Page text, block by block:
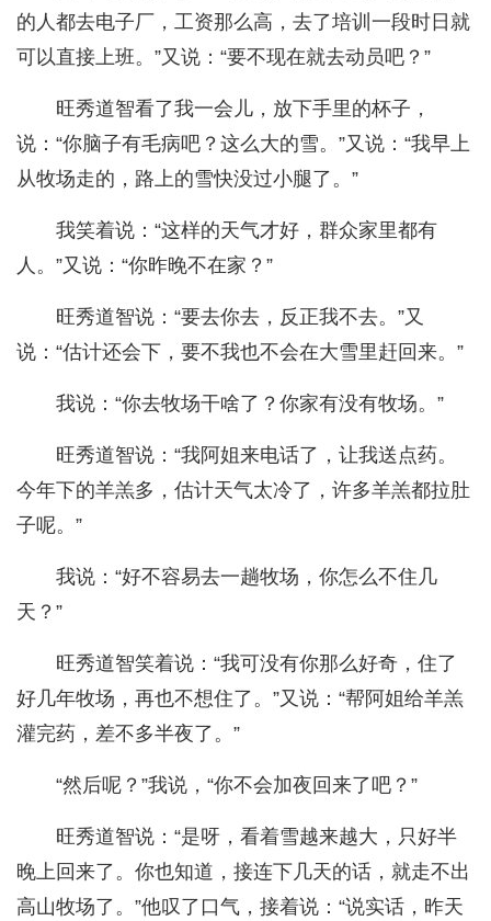
的人都去电子厂，工资那么高，去了培训一段时日就
可以直接上班。”又说：“要不现在就去动员吧？”
旺秀道智看了我一会儿，放下手里的杯子，
说：“你脑子有毛病吧？这么大的雪。”又说：“我早上
从牧场走的，路上的雪快没过小腿了。”
我笑着说：“这样的天气才好，群众家里都有
人。”又说：“你昨晚不在家？”
旺秀道智说：“要去你去，反正我不去。”又
说：“估计还会下，要不我也不会在大雪里赶回来。”
我说：“你去牧场干啥了？你家有没有牧场。”
旺秀道智说：“我阿姐来电话了，让我送点药。
今年下的羊羔多，估计天气太冷了，许多羊羔都拉肚
子呢。”
我说：“好不容易去一趟牧场，你怎么不住几
天？”
旺秀道智笑着说：“我可没有你那么好奇，住了
好几年牧场，再也不想住了。”又说：“帮阿姐给羊羔
灌完药，差不多半夜了。”
“然后呢？”我说，“你不会加夜回来了吧？”
旺秀道智说：“是呀，看着雪越来越大，只好半
晚上回来了。你也知道，接连下几天的话，就走不出
高山牧场了。”他叹了口气，接着说：“说实话，昨天